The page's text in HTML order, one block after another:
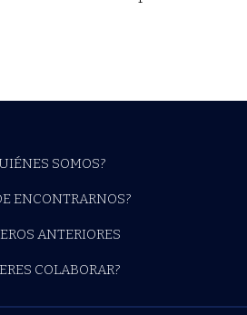
SOMOS?
ENCONTRARNOS?
ANTERIORES
COLABORAR?